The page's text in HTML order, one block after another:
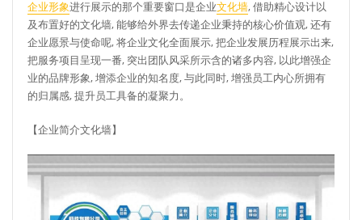
企业形象进行展示的那个重要窗口是企业文化墙, 借助精心设计以
及布置好的文化墙, 能够给外界去传递企业秉持的核心价值观, 还有
企业愿景与使命呢, 将企业文化全面展示, 把企业发展历程展示出来,
把服务项目呈现一番, 突出团队风采所示含的诸多内容, 以此增强企
业的品牌形象, 增添企业的知名度, 与此同时, 增强员工内心所拥有
的归属感, 提升员工具备的凝聚力。
【企业简介文化墙】